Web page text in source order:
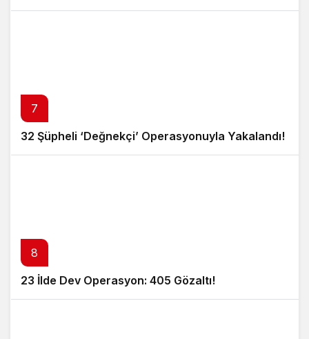
7
32 Şüpheli ‘Değnekçi’ Operasyonuyla Yakalandı!
8
23 İlde Dev Operasyon: 405 Gözaltı!